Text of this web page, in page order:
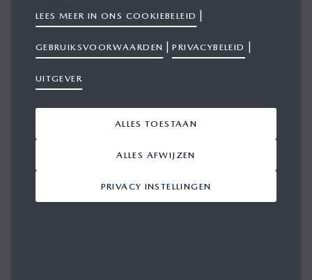
E-MAIL
TELEFOON
E-MAILADRES
LEES MEER IN ONS COOKIEBELEID |
GEBRUIKSVOORWAARDEN |PRIVACYBELEID |
UITGEVER
PRIVACY INSTELLINGEN
ALLES AFWIJZEN
ALLES TOESTAAN